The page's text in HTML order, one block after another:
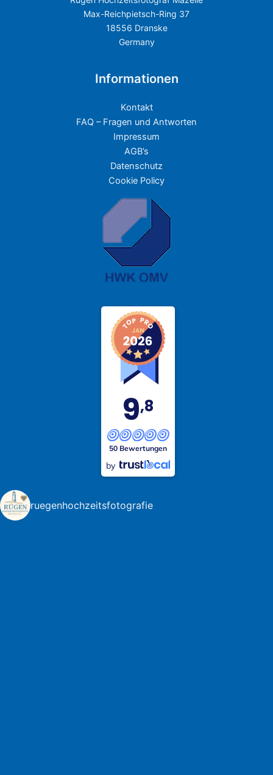
Max-Reichpietsch-Ring 37
18556 Dranske
Germany
Informationen
Kontakt
FAQ – Fragen und Antworten
Impressum
AGB’s
Datenschutz
Cookie Policy
9,8
50 Bewertungen
by
ruegenhochzeitsfotografie